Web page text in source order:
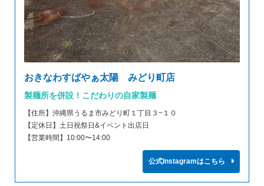
おきなわすばやぁ太陽 みどり町店
製麺所を併設！こだわりの自家製麺
【住所】沖縄県うるま市みどり町１丁目３−１０
【定休日】土日祝祭日&イベント出店日
【営業時間】10:00〜14:00
公式Instagramはこちら